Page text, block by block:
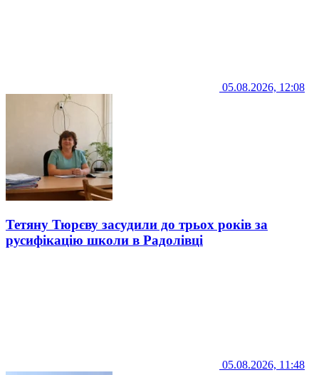
05.08.2026, 12:08
Тетяну Тюрєву засудили до трьох років за
русифікацію школи в Радолівці
05.08.2026, 11:48